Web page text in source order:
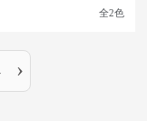
全2色
›